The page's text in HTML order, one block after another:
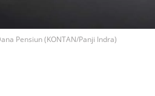
Pensiun (KONTAN/Panji Indra)